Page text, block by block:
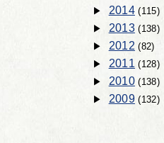
2014(115)
2013(138)
2012 (82)
2011(128)
2010(138)
2009(132)